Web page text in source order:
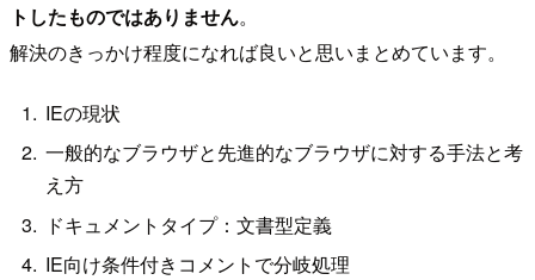
トしたものではありません。
解決のきっかけ程度になれば良いと思いまとめています。
IEの現状
一般的なブラウザと先進的なブラウザに対する手法と考
え方
ドキュメントタイプ：文書型定義
IE向け条件付きコメントで分岐処理